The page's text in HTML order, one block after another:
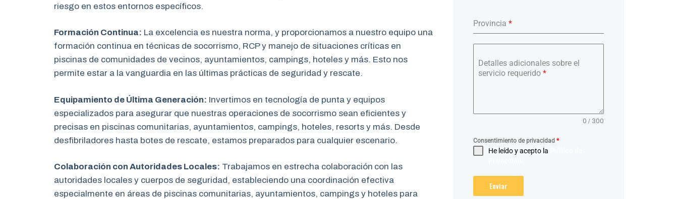
riesgo en estos entornos específicos.
Formación Continua: La excelencia es nuestra norma, y proporcionamos a nuestro equipo una
formación continua en técnicas de socorrismo, RCP y manejo de situaciones críticas en
piscinas de comunidades de vecinos, ayuntamientos, campings, hoteles y más. Esto nos
permite estar a la vanguardia en las últimas prácticas de seguridad y rescate.
Equipamiento de Última Generación: Invertimos en tecnología de punta y equipos
especializados para asegurar que nuestras operaciones de socorrismo sean eficientes y
precisas en piscinas comunitarias, ayuntamientos, campings, hoteles, resorts y más. Desde
desfibriladores hasta botes de rescate, estamos preparados para cualquier escenario.
Colaboración con Autoridades Locales: Trabajamos en estrecha colaboración con las
autoridades locales y cuerpos de seguridad, estableciendo una coordinación efectiva
especialmente en áreas de piscinas comunitarias, ayuntamientos, campings y hoteles para
Provincia *
Detalles adicionales sobre el
servicio requerido *
0 / 300
Consentimiento de privacidad *
He leído y acepto la
Enviar